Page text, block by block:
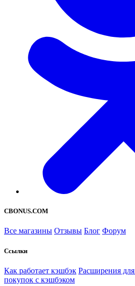
CBONUS.COM
Все магазины Отзывы Блог Форум
Ссылки
Как работает кэшбэк Расширения для
покупок с кэшбэком